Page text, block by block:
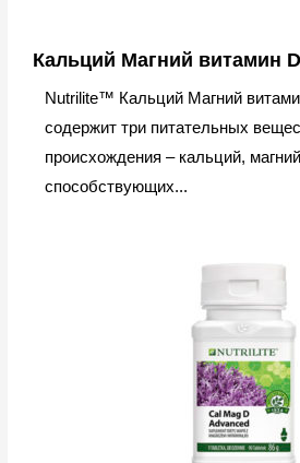
Кальций Магний витамин
Nutrilite™ Кальций Магний
содержит три питательных
происхождения – кальций,
способствующих...